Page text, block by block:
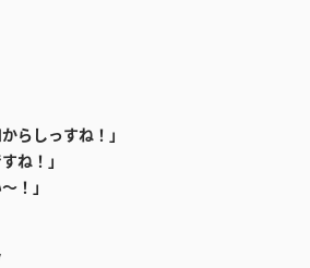
らしっすね！」
ね！」
！」